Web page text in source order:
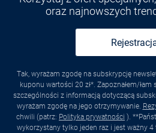
oraz najnowszych
Tak, wyrażam zgodę na subskrypcję
kuponu wartości 20 zł*. Zapoznałem/
szczególności z informacją dotyczącą
wyrażam zgodę na jego otrzymywanie.
chwili (patrz: Polityka prywatności ).
wykorzystany tylko jeden raz i jest ważny